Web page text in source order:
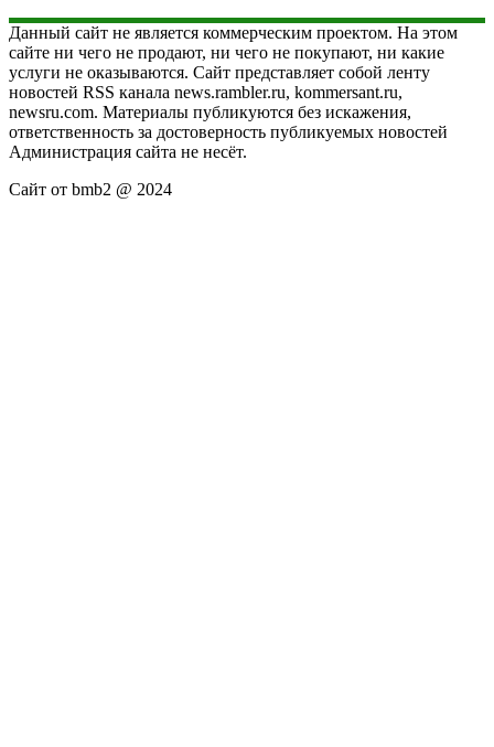
Данный сайт не является коммерческим проектом. На этом
сайте ни чего не продают, ни чего не покупают, ни какие
услуги не оказываются. Сайт представляет собой ленту
новостей RSS канала news.rambler.ru, kommersant.ru,
newsru.com. Материалы публикуются без искажения,
ответственность за достоверность публикуемых новостей
Администрация сайта не несёт.
Сайт от bmb2 @ 2024